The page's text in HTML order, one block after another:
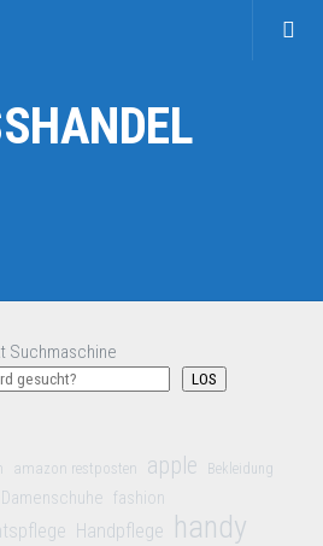
Suchmaschine
LOS
amazon restposten apple Bekleidung
Damenschuhe fashion
Handpflege handy